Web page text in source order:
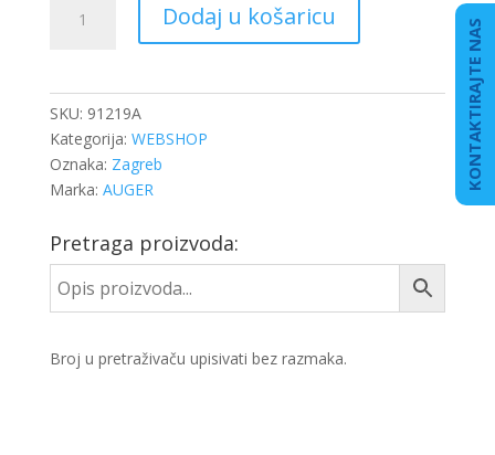
ZRAKA
Dodaj u košaricu
SKU: 91219A
Kategorija: WEBSHOP
Oznaka: Zagreb
Marka: AUGER
Pretraga proizvoda:
Broj u pretraživaču upisivati bez razmaka.
KONTAKTIRAJTE NAS